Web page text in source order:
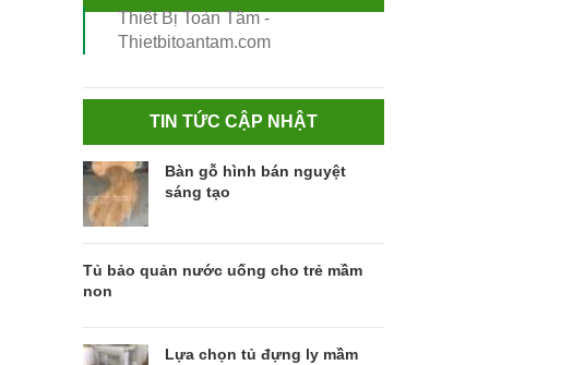
Thiết Bị Toàn Tâm -
Thietbitoantam.com
TIN TỨC CẬP NHẬT
Bàn gỗ hình bán nguyệt
sáng tạo
Tủ bảo quản nước uống cho trẻ mầm
non
Lựa chọn tủ đựng ly mầm